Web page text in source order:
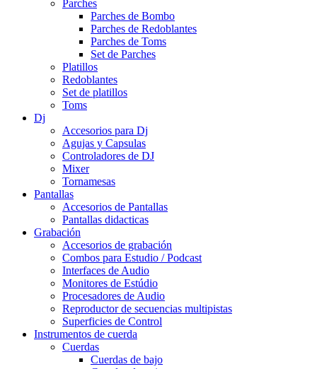
Parches
Parches de Bombo
Parches de Redoblantes
Parches de Toms
Set de Parches
Platillos
Redoblantes
Set de platillos
Toms
Dj
Accesorios para Dj
Agujas y Capsulas
Controladores de DJ
Mixer
Tornamesas
Pantallas
Accesorios de Pantallas
Pantallas didacticas
Grabación
Accesorios de grabación
Combos para Estudio / Podcast
Interfaces de Audio
Monitores de Estúdio
Procesadores de Audio
Reproductor de secuencias multipistas
Superficies de Control
Instrumentos de cuerda
Cuerdas
Cuerdas de bajo